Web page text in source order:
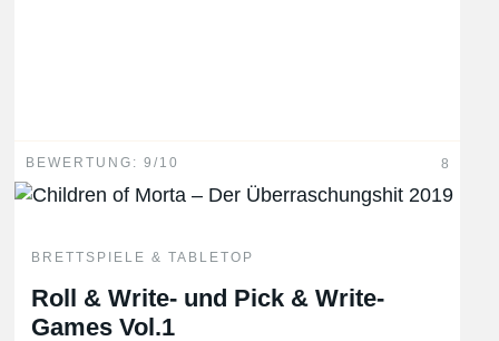
BEWERTUNG: 9/10 8
BRETTSPIELE & TABLETOP
Roll & Write- und Pick & Write-
Games Vol.1